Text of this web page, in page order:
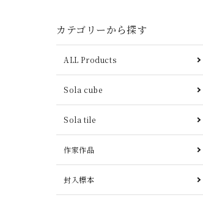
カテゴリーから探す
ALL Products
Sola cube
Sola tile
作家作品
封入標本